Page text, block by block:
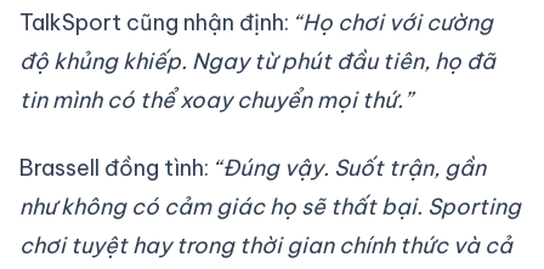
TalkSport cũng nhận định: “Họ chơi với cường
độ khủng khiếp. Ngay từ phút đầu tiên, họ đã
tin mình có thể xoay chuyển mọi thứ.”
Brassell đồng tình: “Đúng vậy. Suốt trận, gần
như không có cảm giác họ sẽ thất bại. Sporting
chơi tuyệt hay trong thời gian chính thức và cả